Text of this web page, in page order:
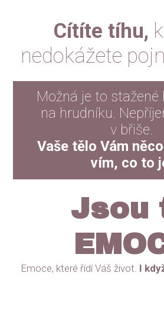
Cítíte tíhu,
nedokážete
Možná je to stažené
na hrudníku.
v břiše.
Vaše tělo Vám
vím, co to
Jsou
Emoce, které řídí Váš život. I